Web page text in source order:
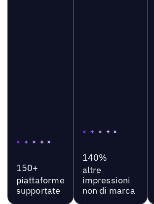
150+
piattaforme
supportate
140%
altre
impressioni
non di marca